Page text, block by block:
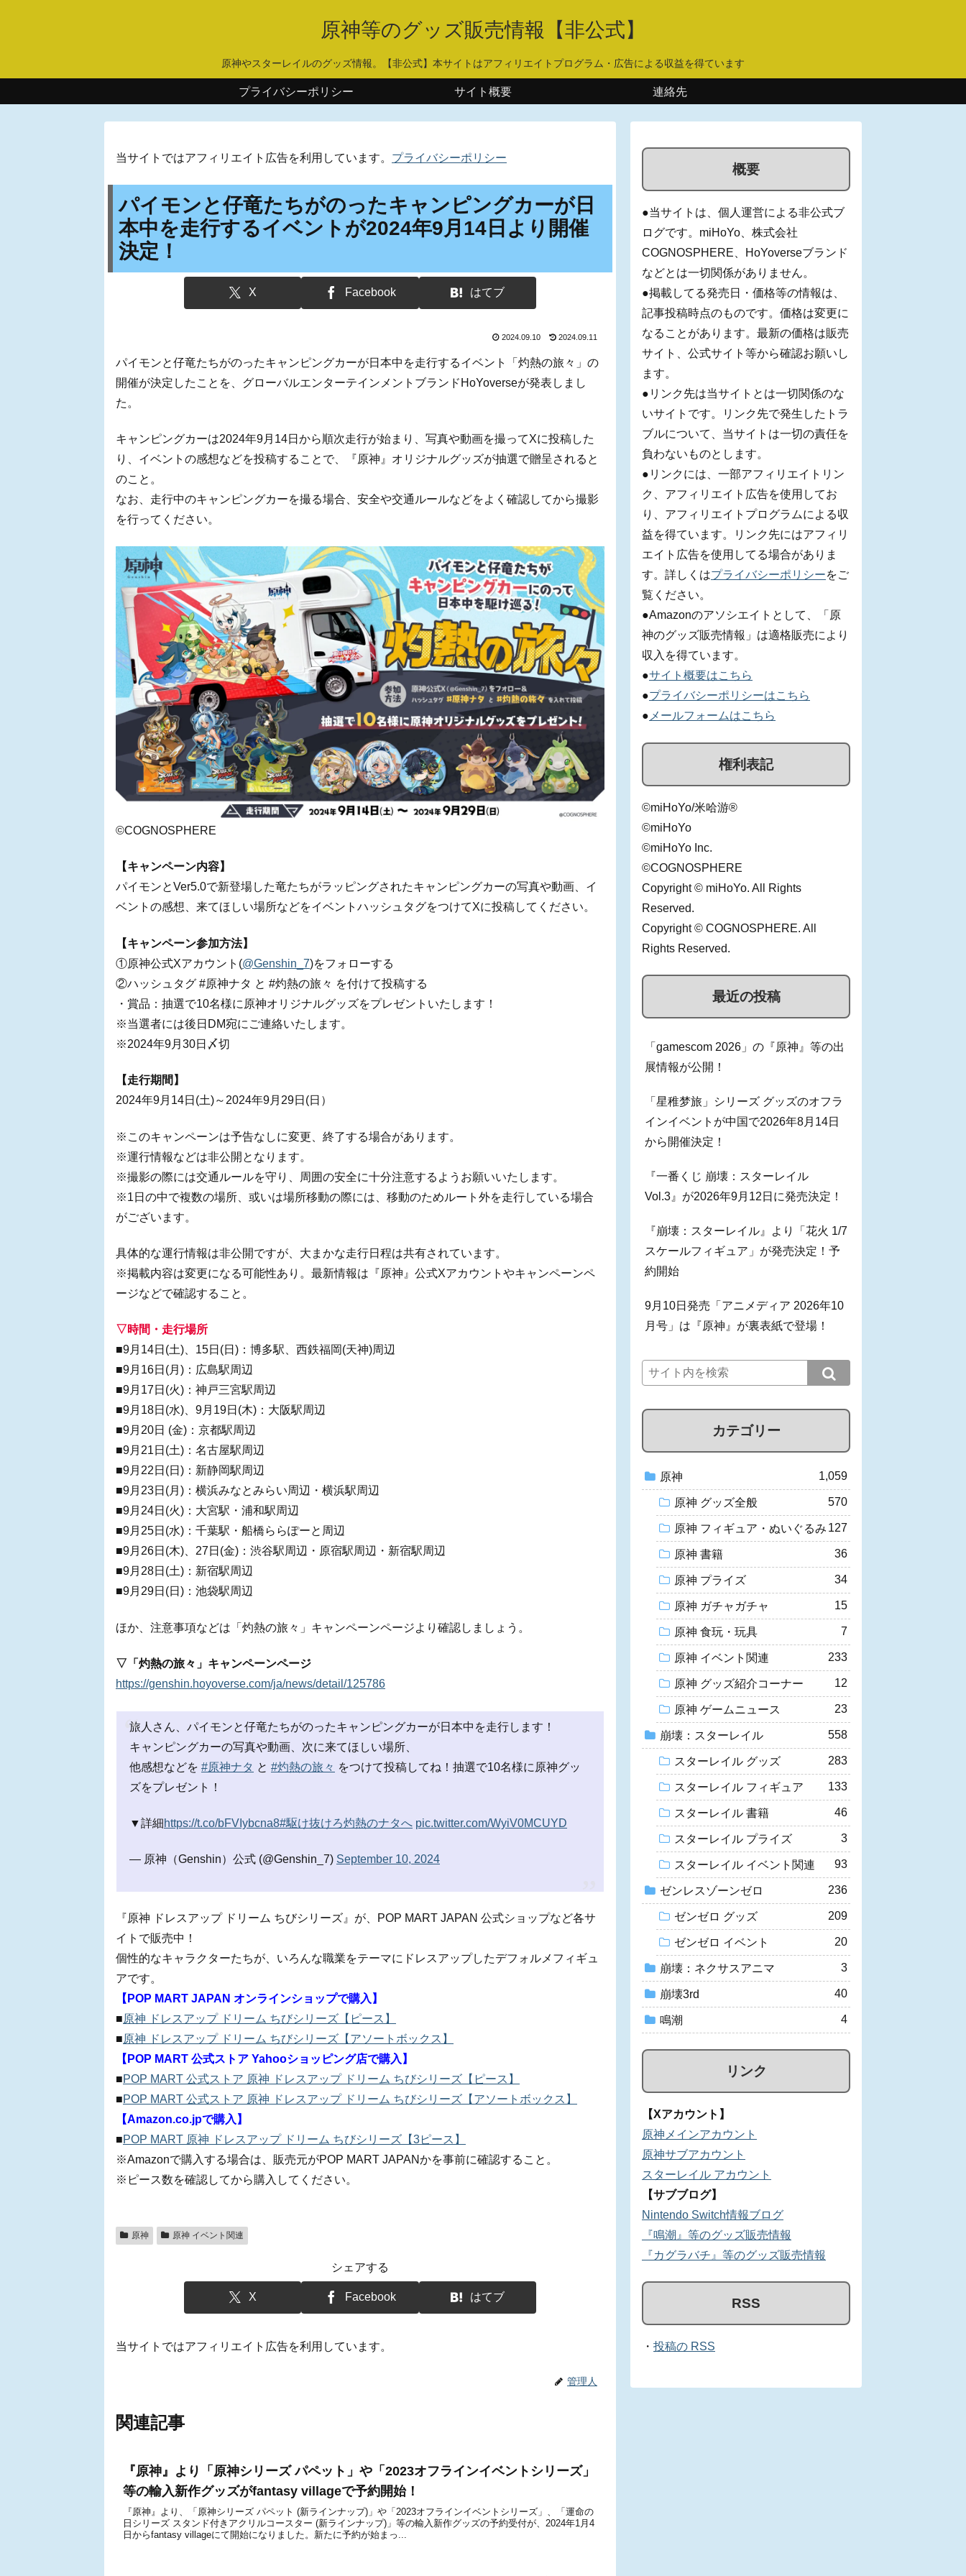
原神等のグッズ販売情報【非公式】
原神やスターレイルのグッズ情報。【非公式】本サイトはアフィリエイトプログラム・広告による収益を得ています
プライバシーポリシー サイト概要 連絡先
当サイトではアフィリエイト広告を利用しています。 プライバシーポリシー
パイモンと仔竜たちがのったキャンピングカーが日
本中を走行するイベントが2024年9月14日より開催
決定！
X Facebook はてブ
2024.09.10 2024.09.11
パイモンと仔竜たちがのったキャンピングカーが日本中を走行するイベント「灼熱の旅々」の
開催が決定したことを、グローバルエンターテインメントブランドHoYoverseが発表しまし
た。
キャンピングカーは2024年9月14日から順次走行が始まり、写真や動画を撮ってXに投稿した
り、イベントの感想などを投稿することで、『原神』オリジナルグッズが抽選で贈呈されると
のこと。
なお、走行中のキャンピングカーを撮る場合、安全や交通ルールなどをよく確認してから撮影
を行ってください。
©COGNOSPHERE
【キャンペーン内容】
パイモンとVer5.0で新登場した竜たちがラッピングされたキャンピングカーの写真や動画、イ
ベントの感想、来てほしい場所などをイベントハッシュタグをつけてXに投稿してください。
【キャンペーン参加方法】
①原神公式Xアカウント(@Genshin_7)をフォローする
②ハッシュタグ #原神ナタ と #灼熱の旅々 を付けて投稿する
・賞品：抽選で10名様に原神オリジナルグッズをプレゼントいたします！
※当選者には後日DM宛にご連絡いたします。
※2024年9月30日〆切
【走行期間】
2024年9月14日(土)～2024年9月29日(日）
※このキャンペーンは予告なしに変更、終了する場合があります。
※運行情報などは非公開となります。
※撮影の際には交通ルールを守り、周囲の安全に十分注意するようお願いいたします。
※1日の中で複数の場所、或いは場所移動の際には、移動のためルート外を走行している場合
がございます。
具体的な運行情報は非公開ですが、大まかな走行日程は共有されています。
※掲載内容は変更になる可能性あり。最新情報は『原神』公式Xアカウントやキャンペーンペ
ージなどで確認すること。
▽時間・走行場所
■9月14日(土)、15日(日)：博多駅、西鉄福岡(天神)周辺
■9月16日(月)：広島駅周辺
■9月17日(火)：神戸三宮駅周辺
■9月18日(水)、9月19日(木)：大阪駅周辺
■9月20日 (金)：京都駅周辺
■9月21日(土)：名古屋駅周辺
■9月22日(日)：新静岡駅周辺
■9月23日(月)：横浜みなとみらい周辺・横浜駅周辺
■9月24日(火)：大宮駅・浦和駅周辺
■9月25日(水)：千葉駅・船橋ららぽーと周辺
■9月26日(木)、27日(金)：渋谷駅周辺・原宿駅周辺・新宿駅周辺
■9月28日(土)：新宿駅周辺
■9月29日(日)：池袋駅周辺
ほか、注意事項などは「灼熱の旅々」キャンペーンページより確認しましょう。
▽「灼熱の旅々」キャンペーンページ
https://genshin.hoyoverse.com/ja/news/detail/125786
旅人さん、パイモンと仔竜たちがのったキャンピングカーが日本中を走行します！
キャンピングカーの写真や動画、次に来てほしい場所、
他感想などを #原神ナタ と #灼熱の旅々 をつけて投稿してね！抽選で10名様に原神グッ
ズをプレゼント！
▼詳細https://t.co/bFVIybcna8#駆け抜けろ灼熱のナタへ pic.twitter.com/WyiV0MCUYD
— 原神（Genshin）公式 (@Genshin_7) September 10, 2024
『原神 ドレスアップ ドリーム ちびシリーズ』が、POP MART JAPAN 公式ショップなど各サ
イトで販売中！
個性的なキャラクターたちが、いろんな職業をテーマにドレスアップしたデフォルメフィギュ
アです。
【POP MART JAPAN オンラインショップで購入】
■原神 ドレスアップ ドリーム ちびシリーズ【ピース】
■原神 ドレスアップ ドリーム ちびシリーズ【アソートボックス】
【POP MART 公式ストア Yahooショッピング店で購入】
■POP MART 公式ストア 原神 ドレスアップ ドリーム ちびシリーズ【ピース】
■POP MART 公式ストア 原神 ドレスアップ ドリーム ちびシリーズ【アソートボックス】
【Amazon.co.jpで購入】
■POP MART 原神 ドレスアップ ドリーム ちびシリーズ【3ピース】
※Amazonで購入する場合は、販売元がPOP MART JAPANかを事前に確認すること。
※ピース数を確認してから購入してください。
原神 原神 イベント関連
シェアする
X Facebook はてブ
当サイトではアフィリエイト広告を利用しています。
管理人
関連記事
『原神』より「原神シリーズ パペット」や「2023オフラインイベントシリーズ」
等の輸入新作グッズがfantasy villageで予約開始！
『原神』より、「原神シリーズ パペット (新ラインナップ)」や「2023オフラインイベントシリーズ」、「運命の
日シリーズ スタンド付きアクリルコースター (新ラインナップ)」等の輸入新作グッズの予約受付が、2024年1月4
日からfantasy villageにて開始になりました。新たに予約が始まっ...
概要
●当サイトは、個人運営による非公式ブ
ログです。miHoYo、株式会社
COGNOSPHERE、HoYoverseブランド
などとは一切関係がありません。
●掲載してる発売日・価格等の情報は、
記事投稿時点のものです。価格は変更に
なることがあります。最新の価格は販売
サイト、公式サイト等から確認お願いし
ます。
●リンク先は当サイトとは一切関係のな
いサイトです。リンク先で発生したトラ
ブルについて、当サイトは一切の責任を
負わないものとします。
●リンクには、一部アフィリエイトリン
ク、アフィリエイト広告を使用してお
り、アフィリエイトプログラムによる収
益を得ています。リンク先にはアフィリ
エイト広告を使用してる場合がありま
す。詳しくはプライバシーポリシーをご
覧ください。
●Amazonのアソシエイトとして、「原
神のグッズ販売情報」は適格販売により
収入を得ています。
●サイト概要はこちら
●プライバシーポリシーはこちら
● メールフォームはこちら
権利表記
©miHoYo/米哈游®
©miHoYo
©miHoYo Inc.
©COGNOSPHERE
Copyright © miHoYo. All Rights
Reserved.
Copyright © COGNOSPHERE. All
Rights Reserved.
最近の投稿
「gamescom 2026」の『原神』等の出
展情報が公開！
「星稚梦旅」シリーズ グッズのオフラ
インイベントが中国で2026年8月14日
から開催決定！
『一番くじ 崩壊：スターレイル
Vol.3』が2026年9月12日に発売決定！
『崩壊：スターレイル』より「花火 1/7
スケールフィギュア」が発売決定！予
約開始
9月10日発売「アニメディア 2026年10
月号」は『原神』が裏表紙で登場！
カテゴリー
原神 1,059
原神 グッズ全般 570
原神 フィギュア・ぬいぐるみ 127
原神 書籍 36
原神 プライズ 34
原神 ガチャガチャ 15
原神 食玩・玩具 7
原神 イベント関連 233
原神 グッズ紹介コーナー 12
原神 ゲームニュース 23
崩壊：スターレイル 558
スターレイル グッズ 283
スターレイル フィギュア 133
スターレイル 書籍 46
スターレイル プライズ 3
スターレイル イベント関連 93
ゼンレスゾーンゼロ 236
ゼンゼロ グッズ 209
ゼンゼロ イベント 20
崩壊：ネクサスアニマ 3
崩壊3rd 40
鳴潮 4
リンク
【Xアカウント】
原神メインアカウント
原神サブアカウント
スターレイル アカウント
【サブブログ】
Nintendo Switch情報ブログ
『鳴潮』等のグッズ販売情報
『カグラバチ』等のグッズ販売情報
RSS
・ 投稿の RSS